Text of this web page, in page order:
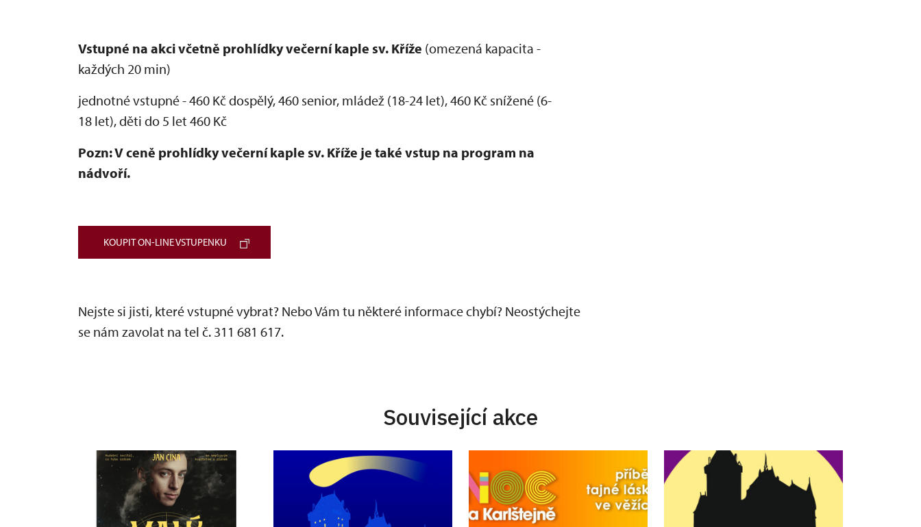
Vstupné na akci včetně prohlídky večerní kaple sv. Kříže (omezená kapacita -
každých 20 min)
jednotné vstupné - 460 Kč dospělý, 460 senior, mládež (18-24 let), 460 Kč snížené (6-
18 let), děti do 5 let 460 Kč
Pozn: V ceně prohlídky večerní kaple sv. Kříže je také vstup na program na
nádvoří.
KOUPIT ON-LINE VSTUPENKU
Nejste si jisti, které vstupné vybrat? Nebo Vám tu některé informace chybí? Neostýchejte
se nám zavolat na tel č. 311 681 617.
Související akce